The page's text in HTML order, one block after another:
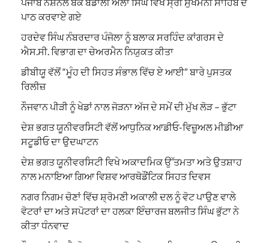
ਪਾਠ ਕਰਵਾਏ ਗਏ
ਹਰਦੇਵ ਸਿੰਘ ਨੰਬਰਦਾਰ ਪੰਜੋਲਾ ਨੂੰ ਬਲਾਕ ਸਰਹਿੰਦ ਕਾਂਗਰਸ ਦੇ
ਐਸ.ਸੀ. ਵਿਭਾਗ ਦਾ ਚੇਅਰਮੈਨ ਨਿਯੁਕਤ ਕੀਤਾ
ਡੀਬੀਯੂ ਵੱਲੋਂ “ਮੂੰਹ ਦੀ ਸਿਹਤ ਸੰਭਾਲ ਵਿੱਚ ਏ ਆਈ” ਬਾਰੇ ਪੁਸਤਕ
ਰਿਲੀਜ਼
ਨੌਜਵਾਨ ਪੀੜੀ ਨੂੰ ਖੇਡਾਂ ਨਾਲ ਜੋੜਨਾ ਅੱਜ ਦੇ ਸਮੇਂ ਦੀ ਮੁੱਖ ਲੋੜ – ਭੁੱਟਾ
ਦੇਸ਼ ਭਗਤ ਯੂਨੀਵਰਸਿਟੀ ਵੱਲੋਂ ਆਧੁਨਿਕ ਆਡੀਓ-ਵਿਜ਼ੂਅਲ ਮੀਡੀਆ
ਸਟੂਡੀਓ ਦਾ ਉਦਘਾਟਨ
ਦੇਸ਼ ਭਗਤ ਯੂਨੀਵਰਸਿਟੀ ਵਿਖੇ ਅਕਾਦਮਿਕ ਉੱਤਮਤਾ ਅਤੇ ਉਤਸ਼ਾਹ
ਨਾਲ ਮਨਾਇਆ ਗਿਆ ਵਿਸ਼ਵ ਆਰਥੋਡੌਂਟਿਕ ਸਿਹਤ ਦਿਵਸ
ਨਗਰ ਨਿਗਮ ਚੋਣਾਂ ਵਿੱਚ ਸ਼੍ਰੋਮਣੀ ਅਕਾਲੀ ਦਲ ਨੂੰ ਵੋਟ ਪਾਉਣ ਵਾਲੇ
ਵੋਟਰਾਂ ਦਾ ਅਤੇ ਸਪੋਟਰਾਂ ਦਾ ਹਲਕਾ ਇੰਚਾਰਜ ਬਲਜੀਤ ਸਿੰਘ ਭੁੱਟਾ ਨੇ
ਕੀਤਾ ਧੰਨਵਾਦ